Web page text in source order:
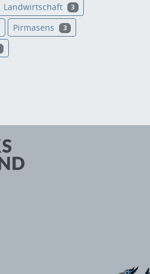
Landwirtschaft 3
Pirmasens 3